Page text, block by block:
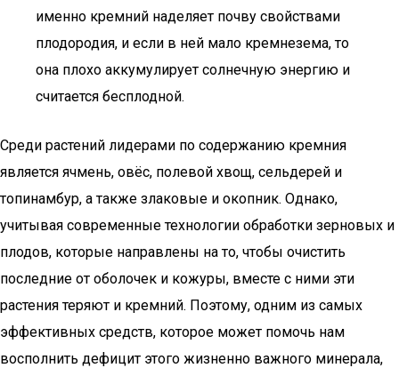
именно кремний наделяет почву свойствами
плодородия, и если в ней мало кремнезема, то
она плохо аккумулирует солнечную энергию и
считается бесплодной.
Среди растений лидерами по содержанию кремния
является ячмень, овёс, полевой хвощ, сельдерей и
топинамбур, а также злаковые и окопник. Однако,
учитывая современные технологии обработки зерновых и
плодов, которые направлены на то, чтобы очистить
последние от оболочек и кожуры, вместе с ними эти
растения теряют и кремний. Поэтому, одним из самых
эффективных средств, которое может помочь нам
восполнить дефицит этого жизненно важного минерала,